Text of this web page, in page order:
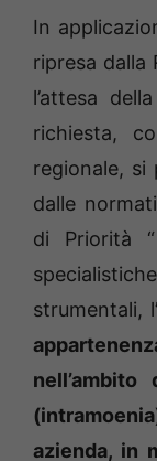
In
ripresa dalla
l’attesa
richiesta,
regionale,
dalle
di Priorità
strumentali, l
nell’ambito
azienda, in